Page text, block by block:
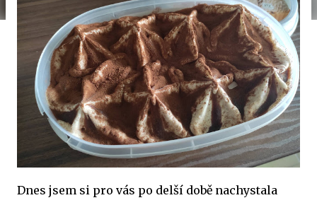
Dnes jsem si pro vás po delší době nachystala